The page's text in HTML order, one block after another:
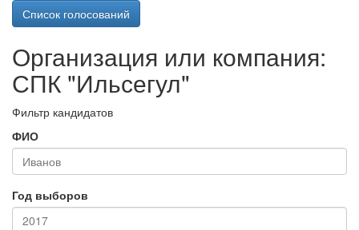
Список голосований
Организация или компания:
СПК "Ильсегул"
Фильтр кандидатов
ФИО
Год выборов